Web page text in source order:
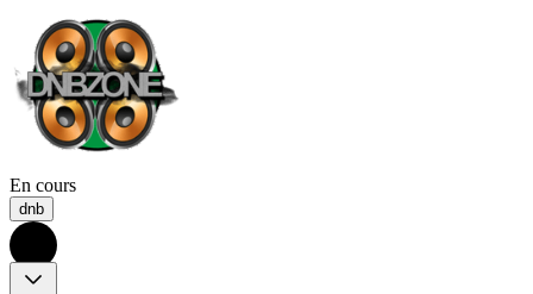
En cours
dnb